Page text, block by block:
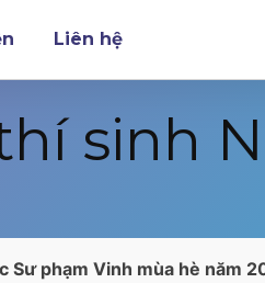
Liên hệ
sinh
phạm Vinh mùa hè năm